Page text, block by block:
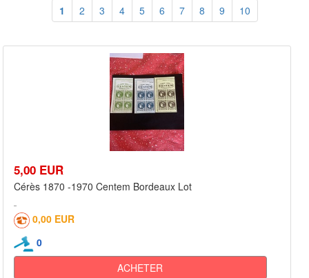
1 2 3 4 5 6 7 8 9 10
5,00 EUR
Cérès 1870 -1970 Centem Bordeaux Lot
0,00 EUR
0
ACHETER